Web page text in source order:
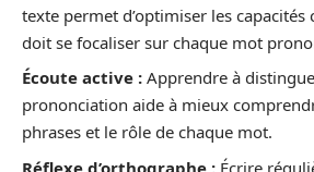
texte permet d’optimiser les capacités
doit se focaliser sur chaque mot
Écoute active : Apprendre à
prononciation aide à mieux
phrases et le rôle de chaque mot.
Réflexe d’orthographe : Écrire